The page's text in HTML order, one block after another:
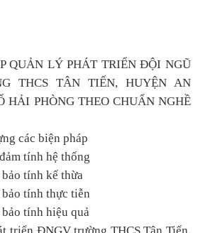
QUẢN LÝ PHÁT TRIỂN ĐỘI NGŨ
THCS TÂN TIẾN, HUYỆN AN
HẢI PHÒNG THEO CHUẨN NGHỀ
các biện pháp
tính hệ thống
tính kế thừa
tính thực tiễn
tính hiệu quả